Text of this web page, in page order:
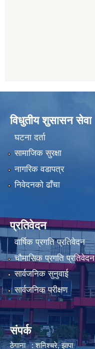
विधुतीय शुसासन सेवा
घटना दर्ता
सामाजिक सुरक्षा
नागरिक वडापत्र
निवेदनको ढाँचा
प्रतिवेदन
वार्षिक प्रगति प्रतिवेदन
चौमासिक प्रगति प्रतिवेदन
सार्वजनिक सुनुवाई
सार्वजनिक परीक्षण
संपर्क
ठेगाना : शनिश्चरे, झापा